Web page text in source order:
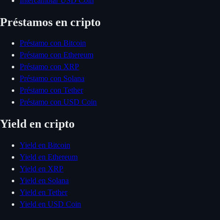
Préstamos en cripto
Préstamo con Bitcoin
Préstamo con Ethereum
Préstamo con XRP
Préstamo con Solana
Préstamo con Tether
Préstamo con USD Coin
Yield en cripto
Yield en Bitcoin
Yield en Ethereum
Yield en XRP
Yield en Solana
Yield en Tether
Yield en USD Coin